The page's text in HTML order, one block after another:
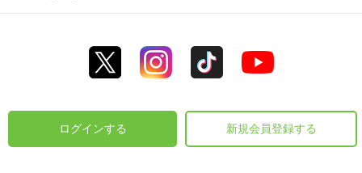
ログインする 新規会員登録する